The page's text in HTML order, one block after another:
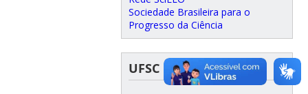
Sociedade Brasileira para o
Progresso da Ciência
UFSC Links